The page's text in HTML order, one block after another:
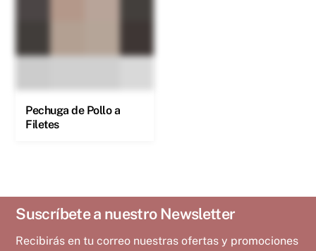
Pechuga de Pollo a
Filetes
Suscríbete a nuestro Newsletter
Recibirás en tu correo nuestras ofertas y promociones